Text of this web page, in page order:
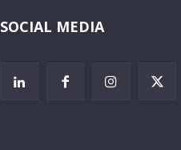
SOCIAL MEDIA